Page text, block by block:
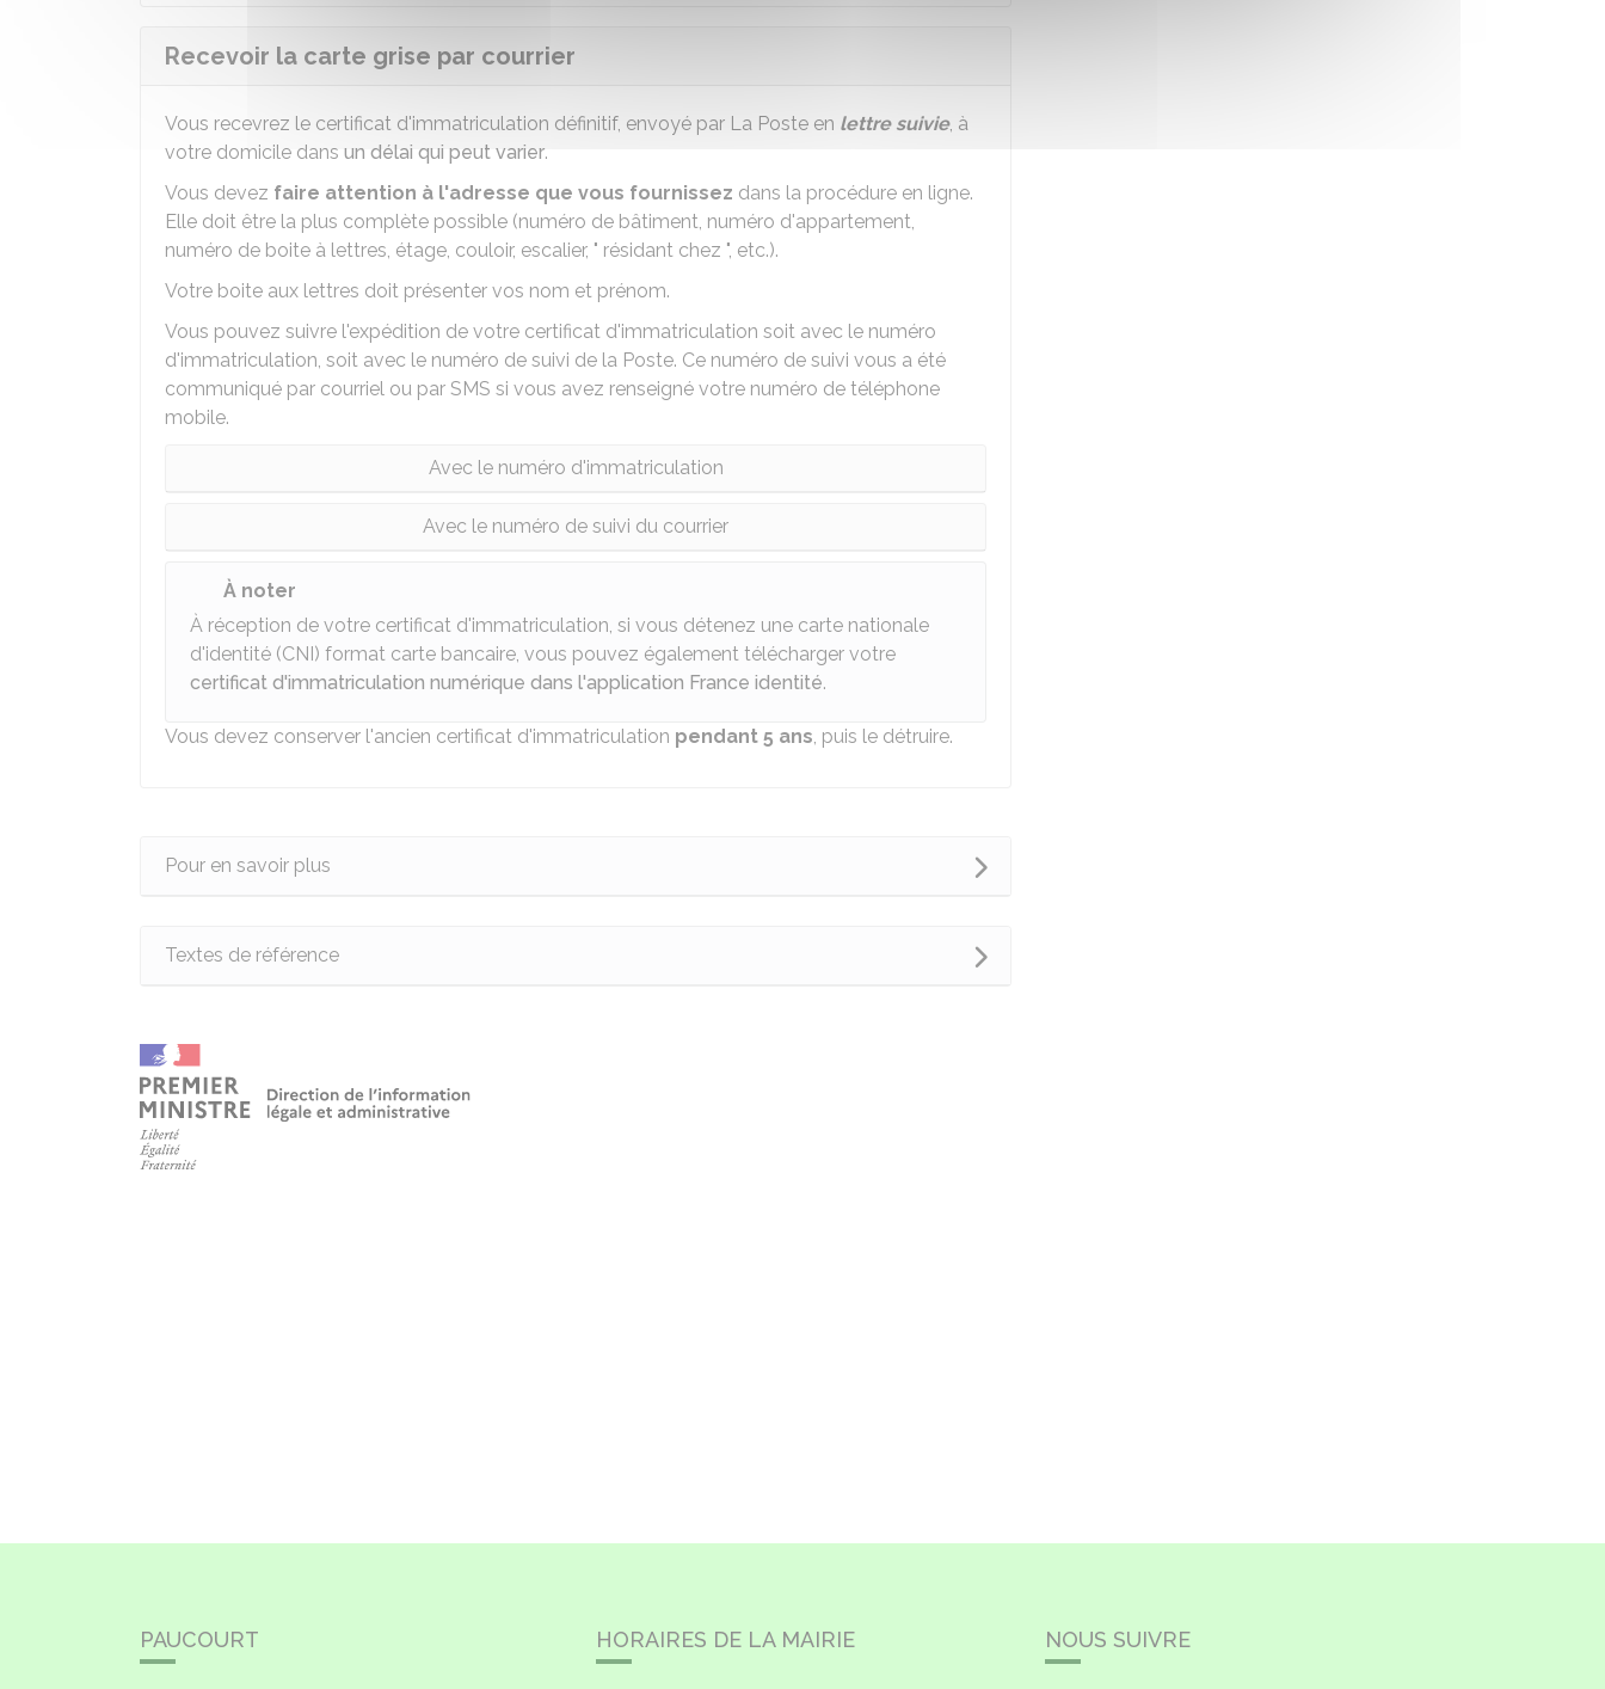
Recevoir la carte grise par courrier
Vous recevrez le certificat d'immatriculation définitif, envoyé par La Poste en lettre suivie, à
votre domicile dans un délai qui peut varier.
Vous devez faire attention à l'adresse que vous fournissez dans la procédure en ligne.
Elle doit être la plus complète possible (numéro de bâtiment, numéro d'appartement,
numéro de boite à lettres, étage, couloir, escalier, " résidant chez ", etc.).
Votre boite aux lettres doit présenter vos nom et prénom.
Vous pouvez suivre l'expédition de votre certificat d'immatriculation soit avec le numéro
d'immatriculation, soit avec le numéro de suivi de la Poste. Ce numéro de suivi vous a été
communiqué par courriel ou par SMS si vous avez renseigné votre numéro de téléphone
mobile.
Avec le numéro d'immatriculation
Avec le numéro de suivi du courrier
À noter
À réception de votre certificat d'immatriculation, si vous détenez une carte nationale
d'identité (CNI) format carte bancaire, vous pouvez également télécharger votre
certificat d'immatriculation numérique dans l'application France identité.
Vous devez conserver l'ancien certificat d'immatriculation pendant 5 ans, puis le détruire.
Pour en savoir plus
Textes de référence
PAUCOURT HORAIRES DE LA MAIRIE NOUS SUIVRE